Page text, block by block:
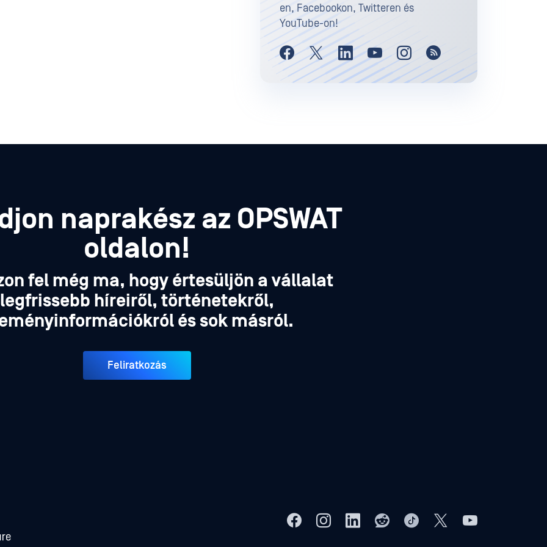
en, Facebookon, Twitteren és
YouTube-on!
naprakész az OPSWAT
oldalon!
fel még ma, hogy értesüljön a vállalat
legfrissebb híreiről, történetekről,
és sok másról.
Feliratkozás